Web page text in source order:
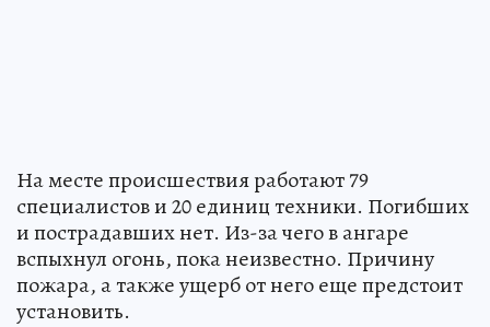
На месте происшествия работают 79
специалистов и 20 единиц техники. Погибших
и пострадавших нет. Из-за чего в ангаре
вспыхнул огонь, пока неизвестно. Причину
пожара, а также ущерб от него еще предстоит
установить.